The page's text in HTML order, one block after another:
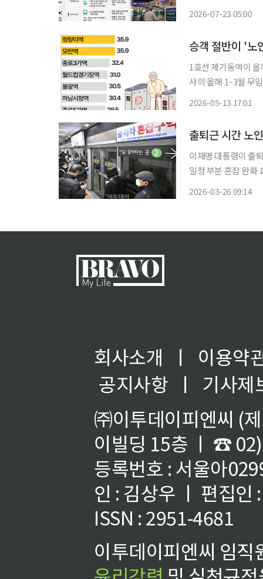
2026-07-23 05:00
승객 절반이 '노
1호선 제기동역이 올해
사의 올해 1~3월 무
2026-05-13 17:01
출퇴근 시간 노
이재명 대통령이 출
일정 부분 혼잡 완화
2026-03-26 09:14
회사소개 ㅣ
이용약
공지사항
ㅣ
기사제
㈜이투데이피엔씨 (
이빌딩 15층 ㅣ ☎
등록번호 : 서울아
인 : 김상우 ㅣ 편집인
ISSN : 2951-4681
이투데이피엔씨 임